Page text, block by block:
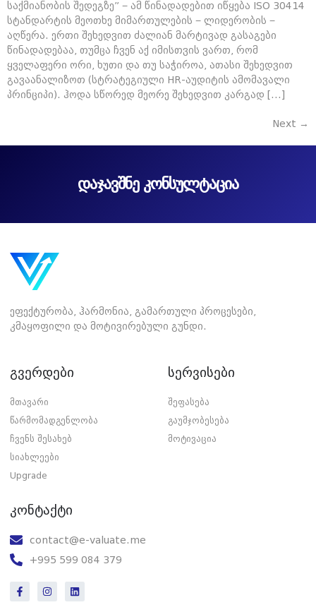
საქმიანობის შედეგზე” − ამ წინადადებით იწყება ISO 30414
სტანდარტის მეოთხე მიმართულების − ლიდერობის −
აღწერა. ერთი შეხედვით ძალიან მარტივად გასაგები
წინადადებაა, თუმცა ჩვენ აქ იმისთვის ვართ, რომ
ყველაფერი ორი, ხუთი და თუ საჭიროა, ათასი შეხედვით
გავაანალიზოთ (სტრატეგიული HR-აუდიტის ამომავალი
პრინციპი). ჰოდა სწორედ მეორე შეხედვით კარგად […]
Next →
დაჯავშნე კონსულტაცია
ეფექტურობა, ჰარმონია, გამართული პროცესები,
კმაყოფილი და მოტივირებული გუნდი.
გვერდები
მთავარი
წარმომადგენლობა
ჩვენს შესახებ
სიახლეები
Upgrade
სერვისები
შეფასება
გაუმჯობესება
მოტივაცია
კონტაქტი
contact@e-valuate.me
+995 599 084 379